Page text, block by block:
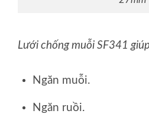
Lưới chống muỗi SF341
Ngăn muỗi.
Ngăn ruồi.